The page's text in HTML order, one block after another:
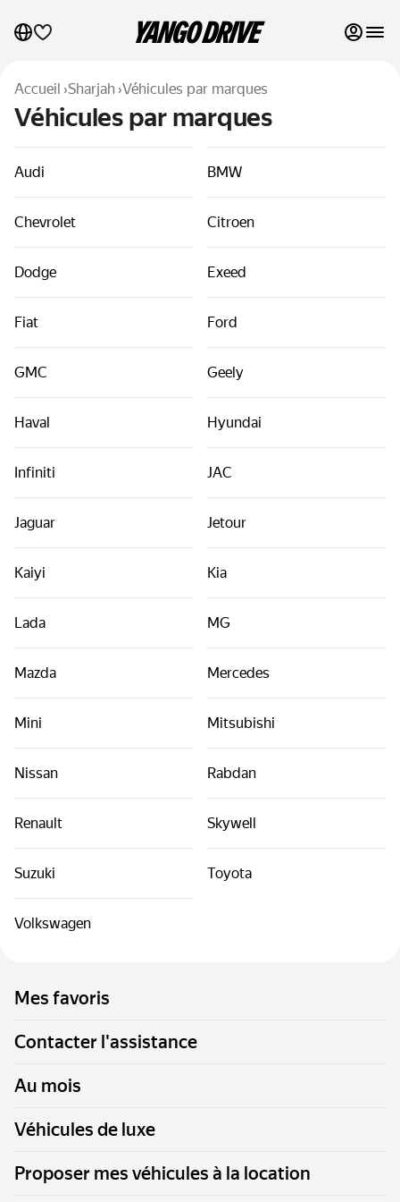
Mes favoris
Contacter l'assistance
Au mois
Véhicules de luxe
Proposer mes véhicules à la location
Blog
FAQ
Véhicules par classes
Liens utiles
Plan du site
Déclaration de confidentialité
Accueil ›Sharjah ›Véhicules par marques
Véhicules par marques
Audi BMW
Chevrolet Citroen
Dodge Exeed
Fiat Ford
GMC Geely
Haval Hyundai
Infiniti JAC
Jaguar Jetour
Kaiyi Kia
Lada MG
Mazda Mercedes
Mini Mitsubishi
Nissan Rabdan
Renault Skywell
Suzuki Toyota
Volkswagen
Mes favoris
Contacter l'assistance
Au mois
Véhicules de luxe
Proposer mes véhicules à la location